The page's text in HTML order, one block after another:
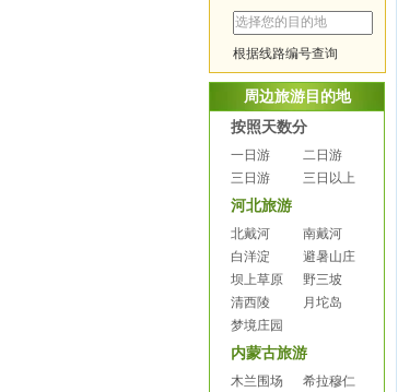
根据线路编号查询
周边旅游目的地
按照天数分
一日游
二日游
三日游
三日以上
河北旅游
北戴河
南戴河
白洋淀
避暑山庄
坝上草原
野三坡
清西陵
月坨岛
梦境庄园
内蒙古旅游
木兰围场
希拉穆仁